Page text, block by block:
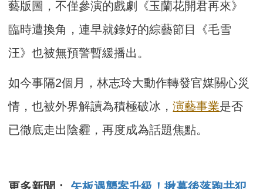
藝版圖，不僅參演的戲劇《玉蘭花開君再來》
臨時遭換角，連早就錄好的綜藝節目《毛雪
汪》也被無預警暫緩播出。
如今事隔2個月，林志玲大動作轉發官媒關心災
情，也被外界解讀為積極破冰，演藝事業是否
已徹底走出陰霾，再度成為話題焦點。